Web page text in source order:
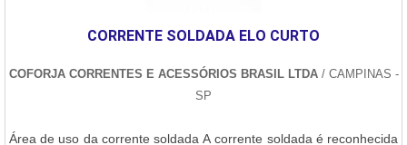
CORRENTE SOLDADA ELO CURTO
COFORJA CORRENTES E ACESSÓRIOS BRASIL LTDA/ CAMPINAS -
SP
Área de uso da corrente soldada A corrente soldada é reconhecida